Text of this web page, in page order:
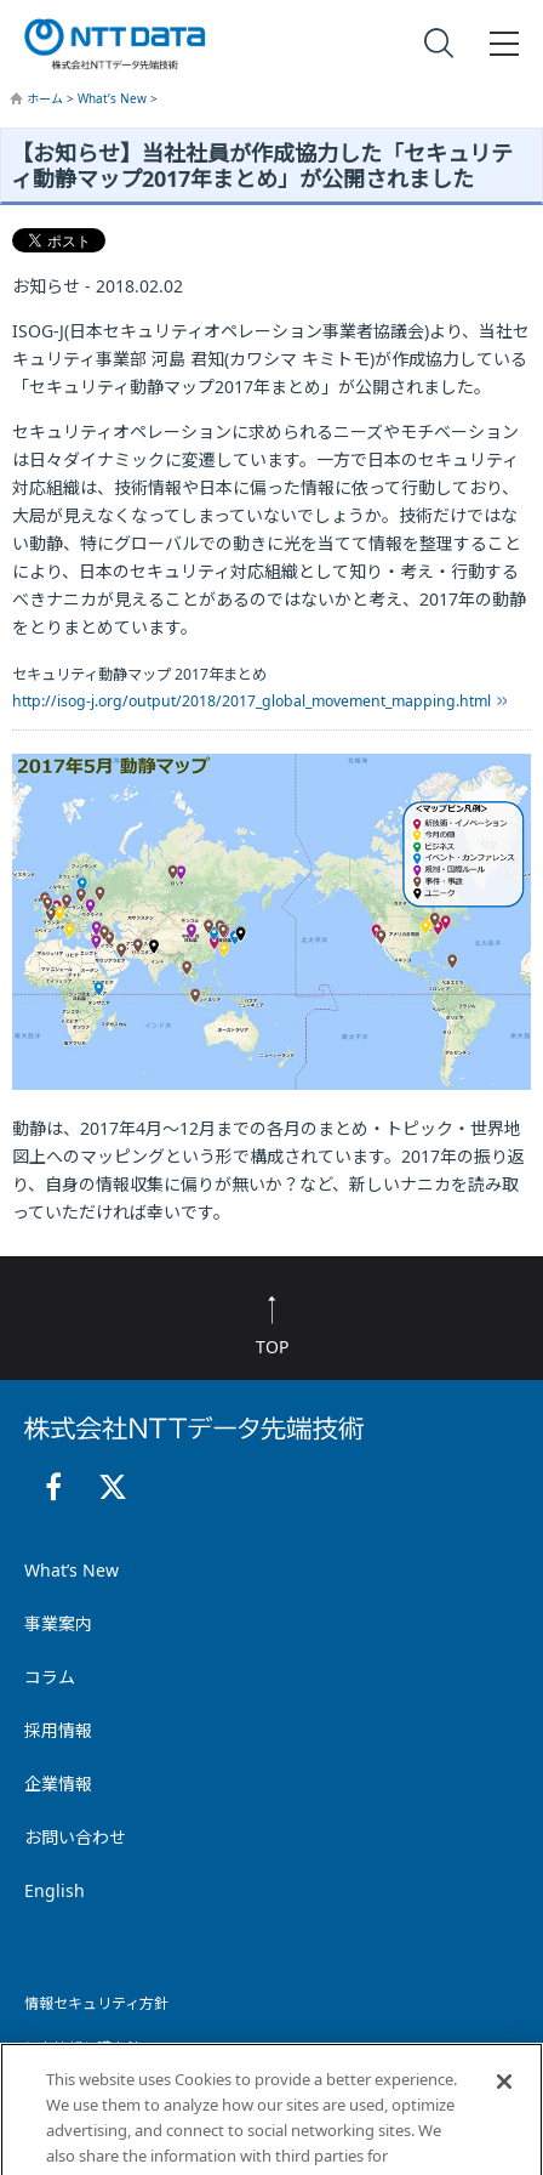
ホーム > What’s New >
【お知らせ】当社社員が作成協力した「セキュリテ
ィ動静マップ2017年まとめ」が公開されました
お知らせ - 2018.02.02
ISOG-J(日本セキュリティオペレーション事業者協議会)より、当社セ
キュリティ事業部 河島 君知(カワシマ キミトモ)が作成協力している
「セキュリティ動静マップ2017年まとめ」が公開されました。
セキュリティオペレーションに求められるニーズやモチベーション
は日々ダイナミックに変遷しています。一方で日本のセキュリティ
対応組織は、技術情報や日本に偏った情報に依って行動しており、
大局が見えなくなってしまっていないでしょうか。技術だけではな
い動静、特にグローバルでの動きに光を当てて情報を整理すること
により、日本のセキュリティ対応組織として知り・考え・行動する
べきナニカが見えることがあるのではないかと考え、2017年の動静
をとりまとめています。
セキュリティ動静マップ 2017年まとめ
http://isog-j.org/output/2018/2017_global_movement_mapping.html
動静は、2017年4月～12月までの各月のまとめ・トピック・世界地
図上へのマッピングという形で構成されています。2017年の振り返
り、自身の情報収集に偏りが無いか？など、新しいナニカを読み取
っていただければ幸いです。
TOP
What’s New
事業案内
コラム
採用情報
企業情報
お問い合わせ
English
情報セキュリティ方針
個人情報保護方針
ウェブサイトプライバシーポリシー
This website uses Cookies to provide a better experience.
We use them to analyze how our sites are used, optimize
advertising, and connect to social networking sites. We
also share the information with third parties for